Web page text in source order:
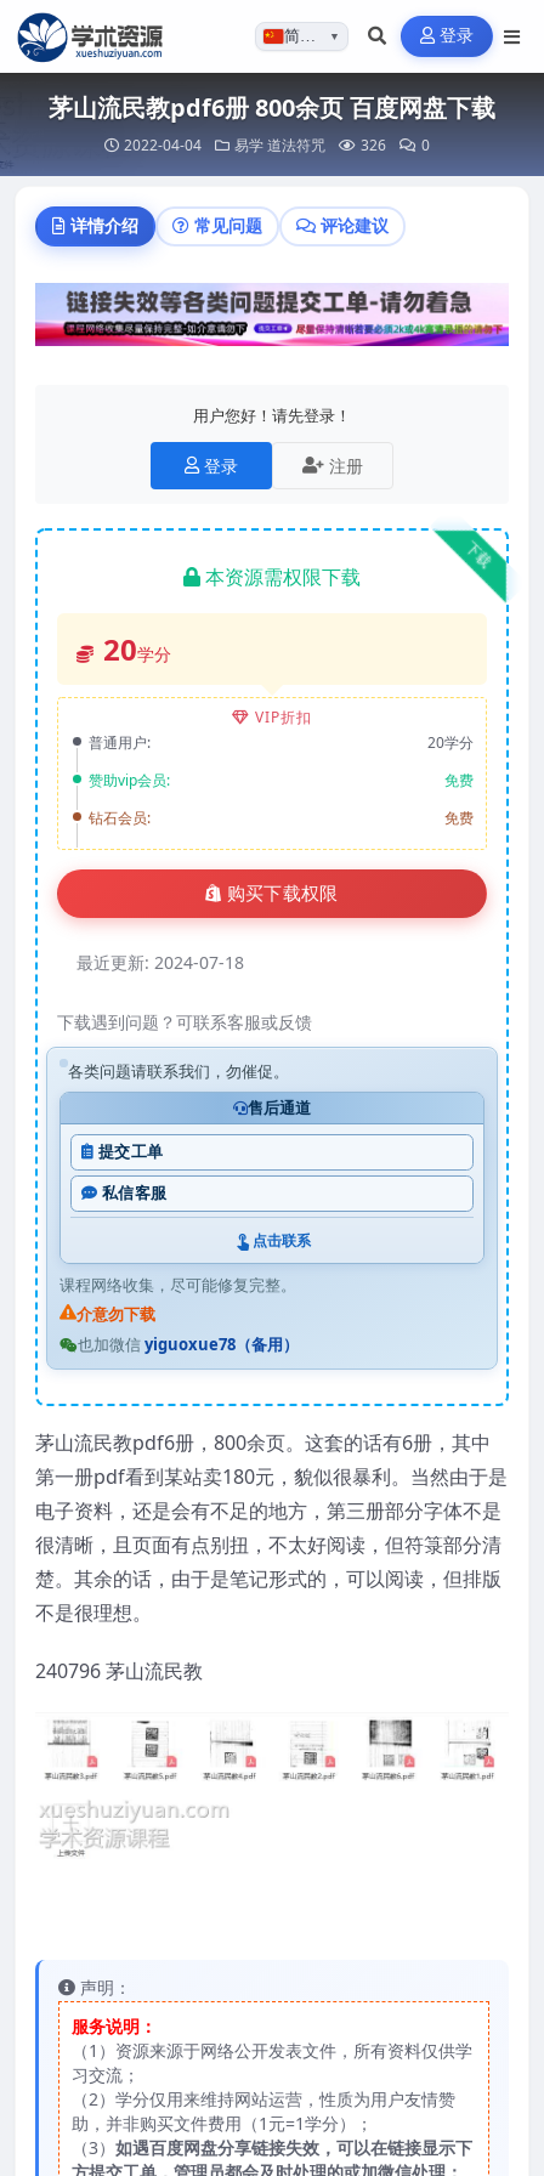
简体…▼ 登录
茅山流民教pdf6册 800余页 百度网盘下载
2022-04-04 易学道法符咒 326 0
详情介绍 常见问题 评论建议
用户您好！请先登录！
登录 注册
下载
本资源需权限下载
20学分
VIP折扣
普通用户:
20学分
赞助vip会员:
免费
钻石会员:
免费
购买下载权限
最近更新: 2024-07-18
下载遇到问题？可联系客服或反馈
各类问题请联系我们，勿催促。
售后通道
提交工单
私信客服
点击联系
课程网络收集，尽可能修复完整。
介意勿下载
也加微信yiguoxue78（备用）
茅山流民教pdf6册，800余页。这套的话有6册，其中
第一册pdf看到某站卖180元，貌似很暴利。当然由于是
电子资料，还是会有不足的地方，第三册部分字体不是
很清晰，且页面有点别扭，不太好阅读，但符箓部分清
楚。其余的话，由于是笔记形式的，可以阅读，但排版
不是很理想。
240796 茅山流民教
声明：
服务说明：
（1）资源来源于网络公开发表文件，所有资料仅供学
习交流；
（2）学分仅用来维持网站运营，性质为用户友情赞
助，并非购买文件费用（1元=1学分）；
（3） 如遇百度网盘分享链接失效，可以在链接显示下